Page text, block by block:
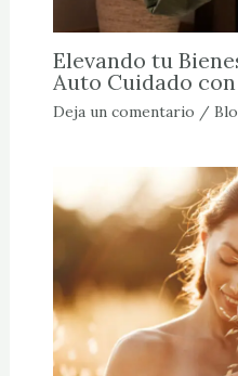
Elevando tu
Auto Cuidado
Deja un comentario /